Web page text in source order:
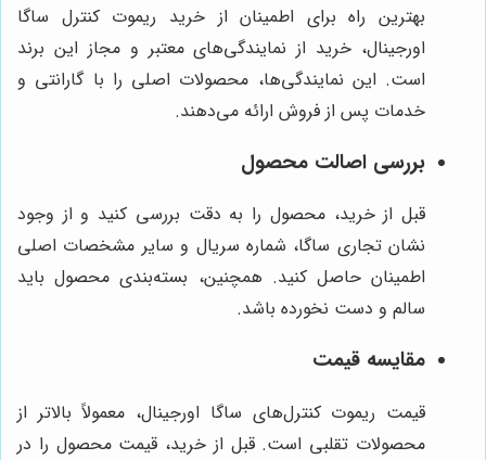
بهترین راه برای اطمینان از خرید ریموت کنترل ساگا
اورجینال، خرید از نمایندگی‌های معتبر و مجاز این برند
است. این نمایندگی‌ها، محصولات اصلی را با گارانتی و
خدمات پس از فروش ارائه می‌دهند.
بررسی اصالت محصول
قبل از خرید، محصول را به دقت بررسی کنید و از وجود
نشان تجاری ساگا، شماره سریال و سایر مشخصات اصلی
اطمینان حاصل کنید. همچنین، بسته‌بندی محصول باید
سالم و دست نخورده باشد.
مقایسه قیمت
قیمت ریموت کنترل‌های ساگا اورجینال، معمولاً بالاتر از
محصولات تقلبی است. قبل از خرید، قیمت محصول را در